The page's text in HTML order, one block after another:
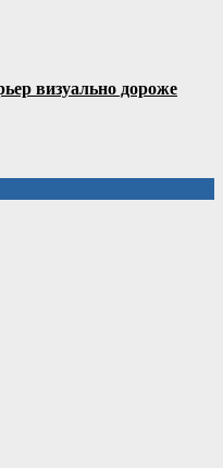
визуально дороже